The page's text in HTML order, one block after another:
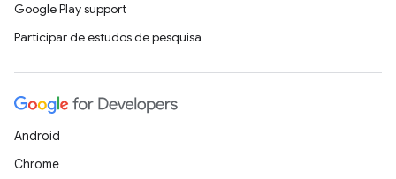
Google Play support
Participar de estudos de pesquisa
Android
Chrome